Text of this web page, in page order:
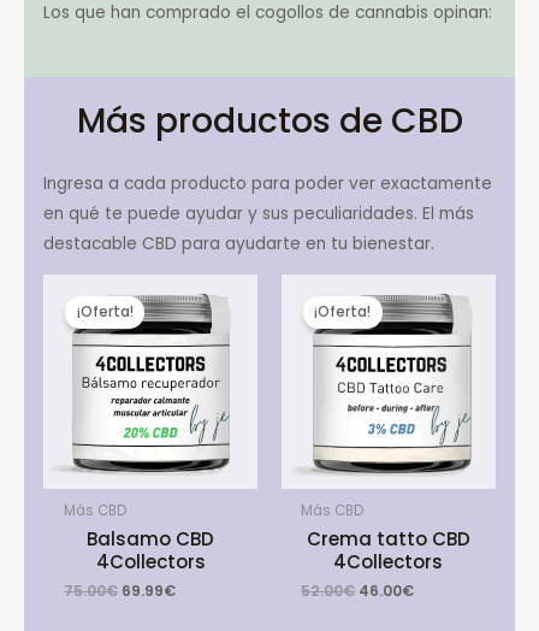
Los que han comprado el cogollos de cannabis opinan:
Más productos de CBD
Ingresa a cada producto para poder ver exactamente
en qué te puede ayudar y sus peculiaridades. El más
destacable CBD para ayudarte en tu bienestar.
¡Oferta!
Más CBD
Balsamo CBD
4Collectors
75.00€ Original
69.99€Current
¡Oferta!
Más CBD
Crema tatto CBD
4Collectors
52.00€ Original
46.00€Current